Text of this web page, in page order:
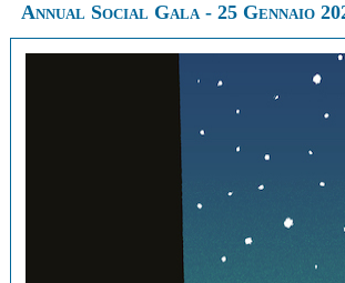
Annual Social Gala - 25 Gennaio